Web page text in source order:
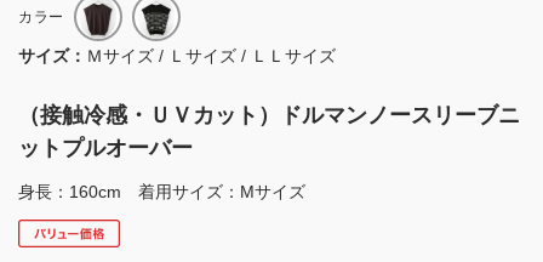
（接触冷感・ＵＶカット）ドルマンノースリーブニ
ットプルオーバー
身長：160cm 着用サイズ：Mサイズ
カラー
サイズ： Ｍサイズ / Ｌサイズ / ＬＬサイズ